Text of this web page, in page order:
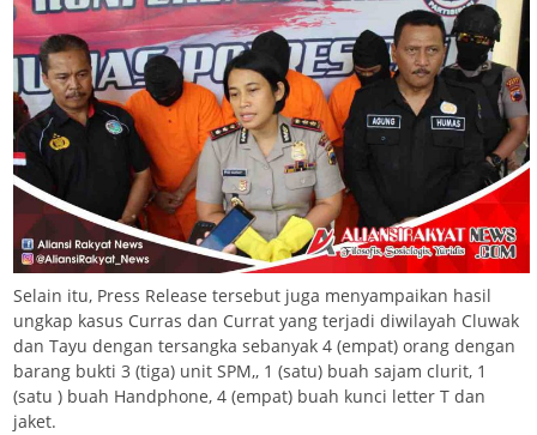
Selain itu, Press Release tersebut juga menyampaikan hasil
ungkap kasus Curras dan Currat yang terjadi diwilayah Cluwak
dan Tayu dengan tersangka sebanyak 4 (empat) orang dengan
barang bukti 3 (tiga) unit SPM,, 1 (satu) buah sajam clurit, 1
(satu ) buah Handphone, 4 (empat) buah kunci letter T dan
jaket.